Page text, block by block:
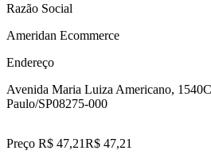
Razão Social
Ameridan Ecommerce
Endereço
Avenida Maria Luiza Americano, 1540
Paulo/SP08275-000
Preço R$ 47,21R$ 47,21